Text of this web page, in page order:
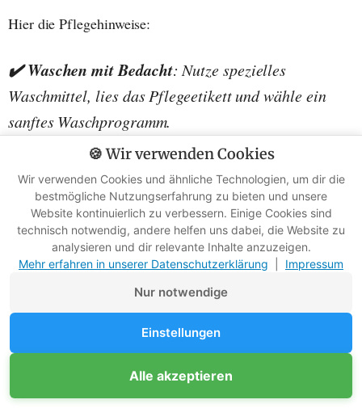
Hier die Pflegehinweise:
✔️ Waschen mit Bedacht: Nutze spezielles
Waschmittel, lies das Pflegeetikett und wähle ein
sanftes Waschprogramm.
✔️ Trocknen mit Geduld : Lufttrocknung oder ein
Trockner mit niedriger Temperatur verhindern
Schäden an der Füllung.
✔️ Lagern wie ein Profi: Bewahre ihn idealerweise
locker in einem großen Beutel auf, nicht gequetscht
im Packsack.
Das Ergebnis: Ein gut gepflegter Schlafsack hält länger,
bleibt hygienisch und bietet dir auch in kältesten Nächten
Unterstütze Survival-Kompass
🍪 Wir verwenden Cookies
Wir verwenden Cookies und ähnliche Technologien, um dir die
bestmögliche Nutzungserfahrung zu bieten und unsere
Website kontinuierlich zu verbessern. Einige Cookies sind
technisch notwendig, andere helfen uns dabei, die Website zu
analysieren und dir relevante Inhalte anzuzeigen.
Mehr erfahren in unserer Datenschutzerklärung
Impressum
Nur notwendige
Einstellungen
Alle akzeptieren